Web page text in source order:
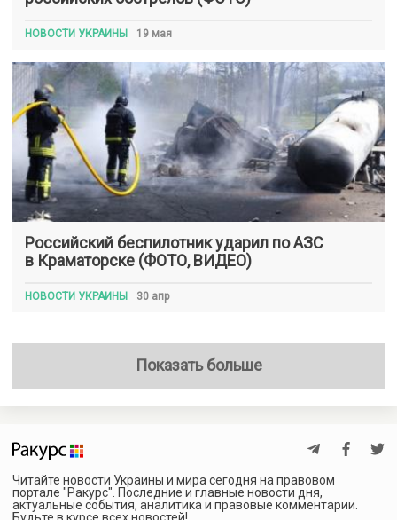
НОВОСТИ УКРАИНЫ 19 мая
Российский беспилотник ударил по АЗС
в Краматорске (ФОТО, ВИДЕО)
НОВОСТИ УКРАИНЫ 30 апр
Показать больше
Читайте новости Украины и мира сегодня на правовом
портале "Ракурс". Последние и главные новости дня,
актуальные события, аналитика и правовые комментарии.